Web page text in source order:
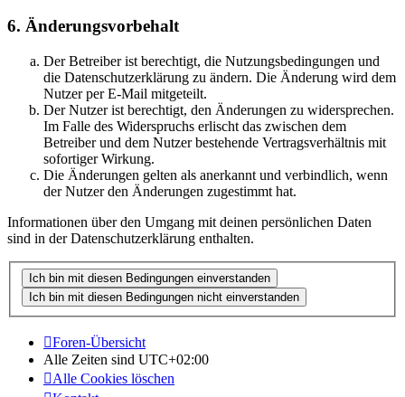
6. Änderungsvorbehalt
Der Betreiber ist berechtigt, die Nutzungsbedingungen und
die Datenschutzerklärung zu ändern. Die Änderung wird dem
Nutzer per E-Mail mitgeteilt.
Der Nutzer ist berechtigt, den Änderungen zu widersprechen.
Im Falle des Widerspruchs erlischt das zwischen dem
Betreiber und dem Nutzer bestehende Vertragsverhältnis mit
sofortiger Wirkung.
Die Änderungen gelten als anerkannt und verbindlich, wenn
der Nutzer den Änderungen zugestimmt hat.
Informationen über den Umgang mit deinen persönlichen Daten
sind in der Datenschutzerklärung enthalten.
Foren-Übersicht
Alle Zeiten sind UTC+02:00
Alle Cookies löschen